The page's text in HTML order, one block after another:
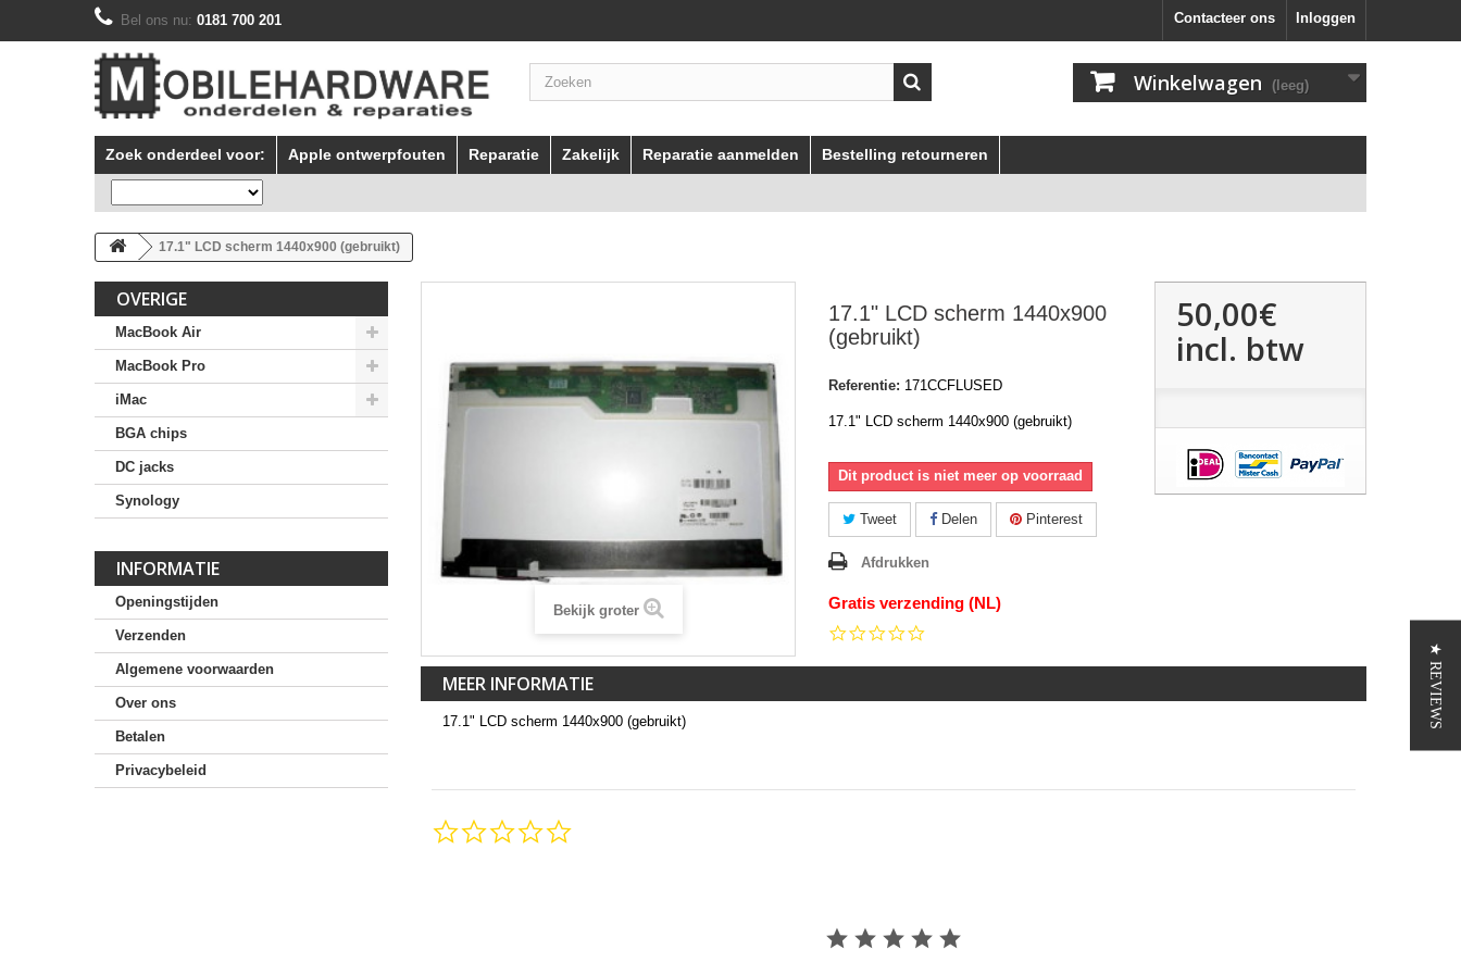
Inloggen
Contacteer ons
Bel ons nu: 0181 700 201
Winkelwagen (leeg)
Zoek onderdeel voor: Apple ontwerpfouten Reparatie Zakelijk Reparatie aanmelden Bestelling retourneren
17.1" LCD scherm 1440x900 (gebruikt)
OVERIGE
MacBook Air
MacBook Pro
iMac
BGA chips
DC jacks
Synology
INFORMATIE
Openingstijden
Verzenden
Algemene voorwaarden
Over ons
Betalen
Privacybeleid
Bekijk groter
17.1" LCD scherm 1440x900
(gebruikt)
Referentie: 171CCFLUSED
17.1" LCD scherm 1440x900 (gebruikt)
Dit product is niet meer op voorraad
Tweet Delen Pinterest
Afdrukken
Gratis verzending (NL)
rating
50,00€
incl. btw
MEER INFORMATIE
17.1" LCD scherm 1440x900 (gebruikt) ★ REVIEWS